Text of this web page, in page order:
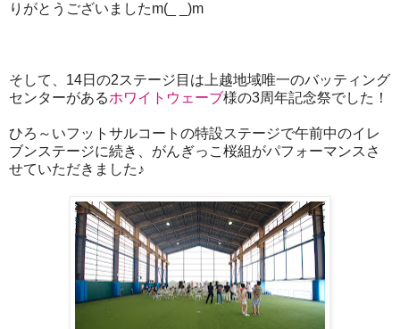
りがとうございましたm(_ _)m
そして、14日の2ステージ目は上越地域唯一のバッティング
センターがあるホワイトウェーブ様の3周年記念祭でした！
ひろ～いフットサルコートの特設ステージで午前中のイレ
ブンステージに続き、がんぎっこ桜組がパフォーマンスさ
せていただきました♪